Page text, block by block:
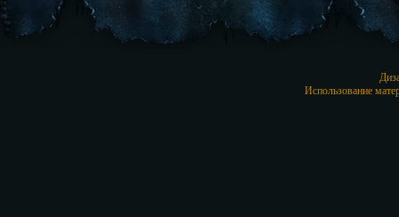
Использование